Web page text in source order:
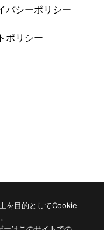
バシーポリシー
ポリシー
を目的としてCookie